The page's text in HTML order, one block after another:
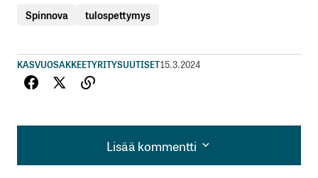
Spinnova tulospettymys
KASVUOSAKKEETYRITYSUUTISET15.3.2024
Lisää kommentti
Lisää kommentti